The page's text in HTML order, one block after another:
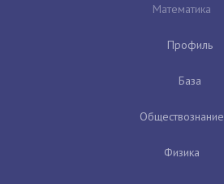
Математика
Профиль
База
Обществознание
Физика